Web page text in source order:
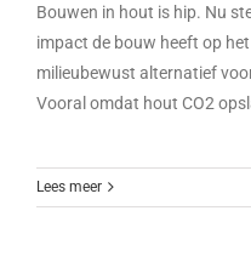
Bouwen in hout is hip. Nu
impact de bouw heeft op
milieubewust alternatief
Vooral omdat hout CO2
Lees meer